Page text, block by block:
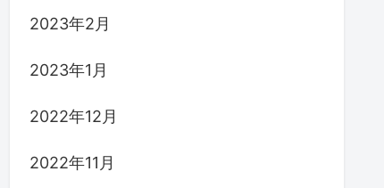
2023年2月
2023年1月
2022年12月
2022年11月